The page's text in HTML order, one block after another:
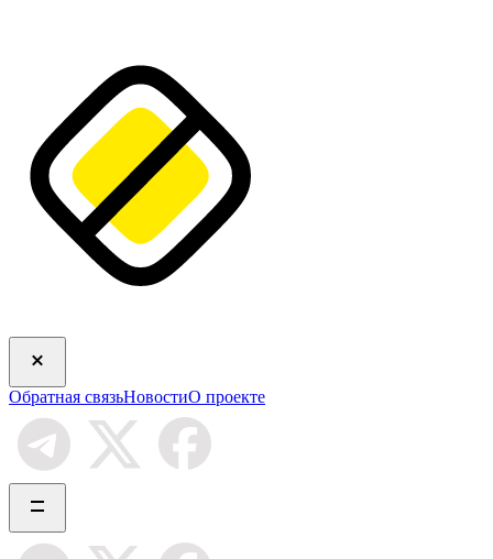
Обратная связьНовостиО проекте